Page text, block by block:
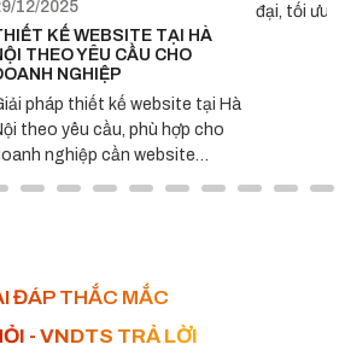
TẠI HÀ
CHO
tại Hà
hợp cho
THIẾT KẾ WEBSITE TẠI
TP.HCM THEO YÊU CẦU
DOANH NGHIỆP
Thiết kế website tại TP.HCM
theo yêu cầu với giao diện
đại, tối ưu trải nghiệm người
ĐÁP THẮC MẮC
- VNDTS TRẢ LỜI